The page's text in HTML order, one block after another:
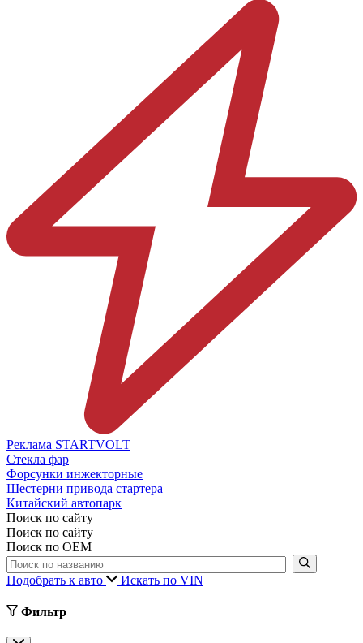
Реклама STARTVOLT
Стекла фар
Форсунки инжекторные
Шестерни привода стартера
Китайский автопарк
Поиск по сайту
Поиск по сайту
Поиск по ОЕМ
Подобрать к авто Искать по VIN
Фильтр